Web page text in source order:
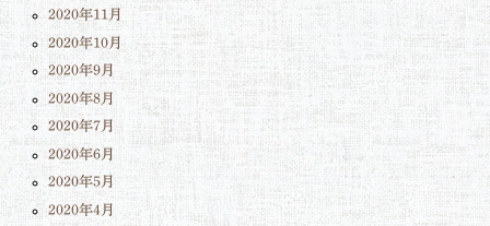
2020年11月
2020年10月
2020年9月
2020年8月
2020年7月
2020年6月
2020年5月
2020年4月